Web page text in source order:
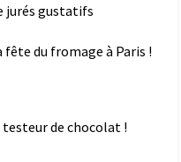
jurés gustatifs
fête du fromage à Paris !
de chocolat !